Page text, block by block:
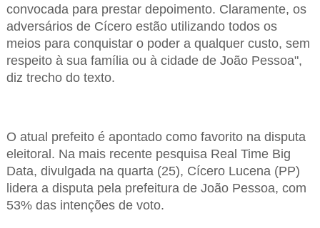
convocada para prestar depoimento. Claramente, os
adversários de Cícero estão utilizando todos os
meios para conquistar o poder a qualquer custo, sem
respeito à sua família ou à cidade de João Pessoa",
diz trecho do texto.
O atual prefeito é apontado como favorito na disputa
eleitoral. Na mais recente pesquisa Real Time Big
Data, divulgada na quarta (25), Cícero Lucena (PP)
lidera a disputa pela prefeitura de João Pessoa, com
53% das intenções de voto.